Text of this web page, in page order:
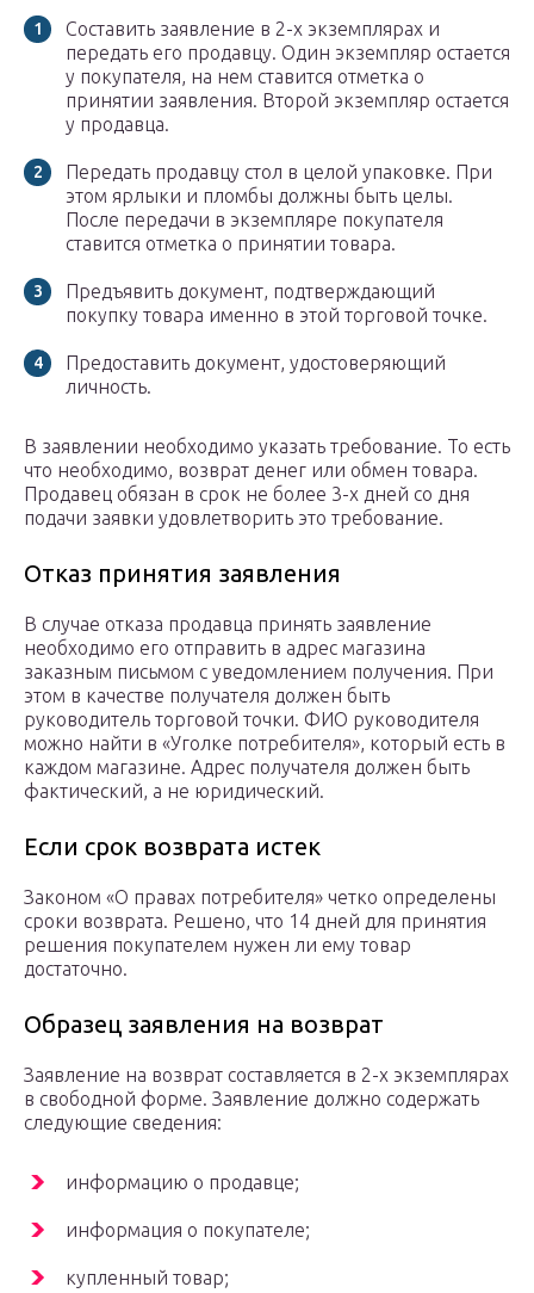
Составить заявление в 2-х экземплярах и
передать его продавцу. Один экземпляр остается
у покупателя, на нем ставится отметка о
принятии заявления. Второй экземпляр остается
у продавца.
Передать продавцу стол в целой упаковке. При
этом ярлыки и пломбы должны быть целы.
После передачи в экземпляре покупателя
ставится отметка о принятии товара.
Предъявить документ, подтверждающий
покупку товара именно в этой торговой точке.
Предоставить документ, удостоверяющий
личность.
В заявлении необходимо указать требование. То есть
что необходимо, возврат денег или обмен товара.
Продавец обязан в срок не более 3-х дней со дня
подачи заявки удовлетворить это требование.
Отказ принятия заявления
В случае отказа продавца принять заявление
необходимо его отправить в адрес магазина
заказным письмом с уведомлением получения. При
этом в качестве получателя должен быть
руководитель торговой точки. ФИО руководителя
можно найти в «Уголке потребителя», который есть в
каждом магазине. Адрес получателя должен быть
фактический, а не юридический.
Если срок возврата истек
Законом «О правах потребителя» четко определены
сроки возврата. Решено, что 14 дней для принятия
решения покупателем нужен ли ему товар
достаточно.
Образец заявления на возврат
Заявление на возврат составляется в 2-х экземплярах
в свободной форме. Заявление должно содержать
следующие сведения:
информацию о продавце;
информация о покупателе;
купленный товар;